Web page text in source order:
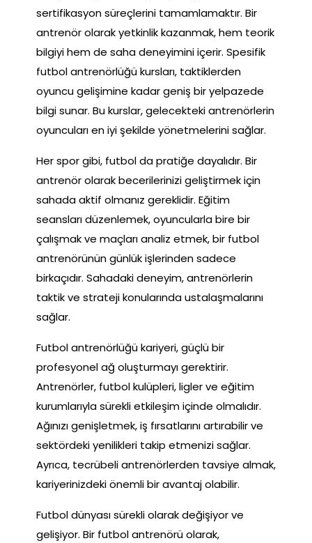
sertifikasyon süreçlerini tamamlamaktır. Bir
antrenör olarak yetkinlik kazanmak, hem teorik
bilgiyi hem de saha deneyimini içerir. Spesifik
futbol antrenörlüğü kursları, taktiklerden
oyuncu gelişimine kadar geniş bir yelpazede
bilgi sunar. Bu kurslar, gelecekteki antrenörlerin
oyuncuları en iyi şekilde yönetmelerini sağlar.
Her spor gibi, futbol da pratiğe dayalıdır. Bir
antrenör olarak becerilerinizi geliştirmek için
sahada aktif olmanız gereklidir. Eğitim
seansları düzenlemek, oyuncularla bire bir
çalışmak ve maçları analiz etmek, bir futbol
antrenörünün günlük işlerinden sadece
birkaçıdır. Sahadaki deneyim, antrenörlerin
taktik ve strateji konularında ustalaşmalarını
sağlar.
Futbol antrenörlüğü kariyeri, güçlü bir
profesyonel ağ oluşturmayı gerektirir.
Antrenörler, futbol kulüpleri, ligler ve eğitim
kurumlarıyla sürekli etkileşim içinde olmalıdır.
Ağınızı genişletmek, iş fırsatlarını artırabilir ve
sektördeki yenilikleri takip etmenizi sağlar.
Ayrıca, tecrübeli antrenörlerden tavsiye almak,
kariyerinizdeki önemli bir avantaj olabilir.
Futbol dünyası sürekli olarak değişiyor ve
gelişiyor. Bir futbol antrenörü olarak,